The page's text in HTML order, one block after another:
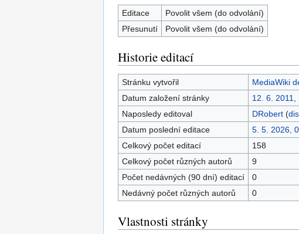
Editace
Povolit všem (do odvolání)
Přesunutí
Povolit všem (do odvolání)
Historie editací
Stránku vytvořil MediaWiki
Datum založení stránky
12. 6. 2011,
Naposledy editoval
DRobert (
Datum poslední editace
5. 5. 2026,
Celkový počet editací
158
Celkový počet různých autorů
9
Počet nedávných (90 dní) editací
0
Nedávný počet různých autorů
0
Vlastnosti stránky